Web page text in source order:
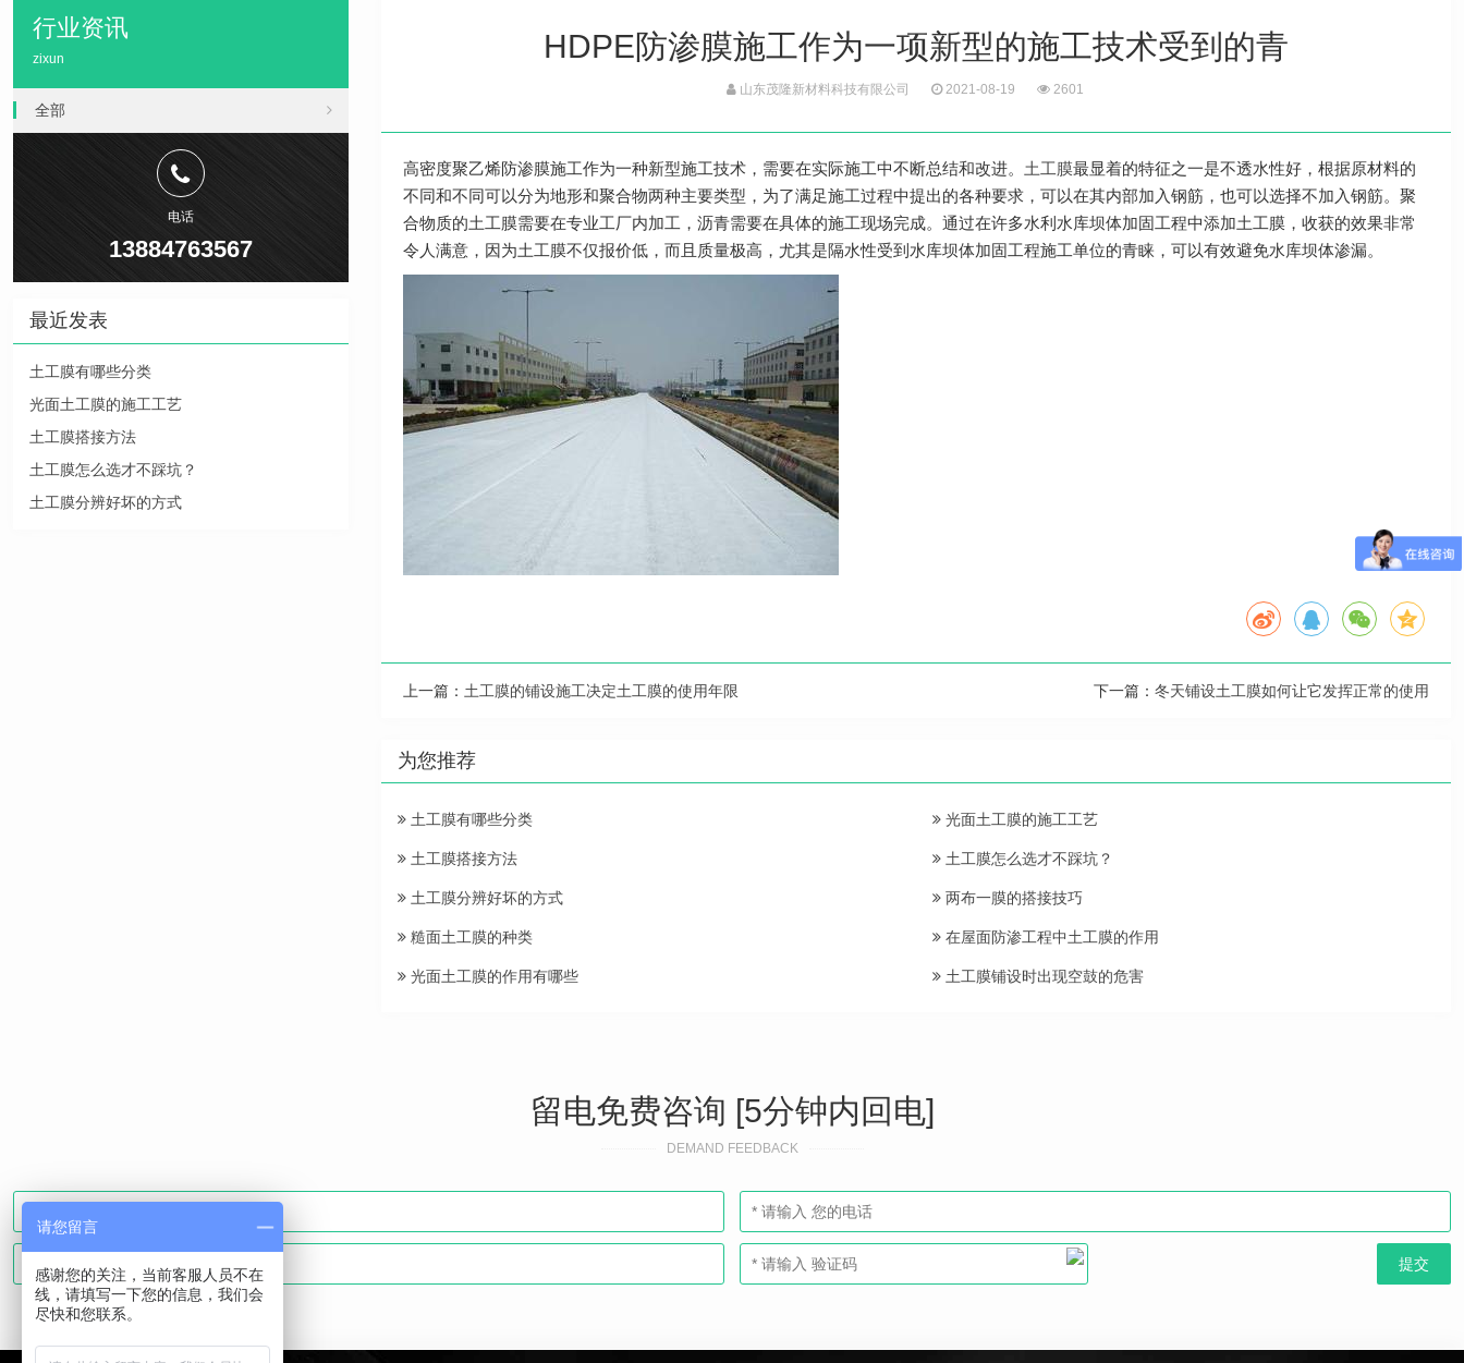
HDPE防渗膜施工作为一项新型的施工技术受到的青
山东茂隆新材料科技有限公司 2021-08-19 2601
高密度聚乙烯防渗膜施工作为一种新型施工技术，需要在实际施工中不断总结和改进。 土工膜最显着的特征之一是不透水性好，根据原材料的
不同和不同可以分为地形和聚合物两种主要类型，为了满足施工过程中提出的各种要求，可以在其内部加入钢筋，也可以选择不加入钢筋。聚
合物质的土工膜需要在专业工厂内加工，沥青需要在具体的施工现场完成。通过在许多水利水库坝体加固工程中添加土工膜，收获的效果非常
令人满意，因为土工膜不仅报价低，而且质量极高，尤其是隔水性受到水库坝体加固工程施工单位的青睐，可以有效避免水库坝体渗漏。
上一篇： 土工膜的铺设施工决定土工膜的使用年限 下一篇： 冬天铺设土工膜如何让它发挥正常的使用
为您推荐
土工膜有哪些分类 光面土工膜的施工工艺
土工膜搭接方法 土工膜怎么选才不踩坑？
土工膜分辨好坏的方式 两布一膜的搭接技巧
糙面土工膜的种类 在屋面防渗工程中土工膜的作用
光面土工膜的作用有哪些 土工膜铺设时出现空鼓的危害
行业资讯
zixun
全部
电话
13884763567
最近发表
土工膜有哪些分类
光面土工膜的施工工艺
土工膜搭接方法
土工膜怎么选才不踩坑？
土工膜分辨好坏的方式
留电免费咨询 [5分钟内回电]
DEMAND FEEDBACK
请您留言
感谢您的关注，当前客服人员不在
线，请填写一下您的信息，我们会
尽快和您联系。